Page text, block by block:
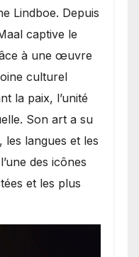
Lindboe. Depuis
captive le
à une œuvre
culturel
la paix, l’unité
Son art a su
langues et les
des icônes
et les plus